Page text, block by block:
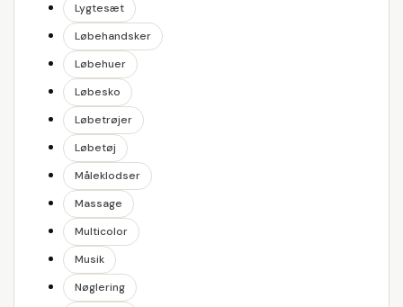
Lygtesæt
Løbehandsker
Løbehuer
Løbesko
Løbetrøjer
Løbetøj
Måleklodser
Massage
Multicolor
Musik
Nøglering